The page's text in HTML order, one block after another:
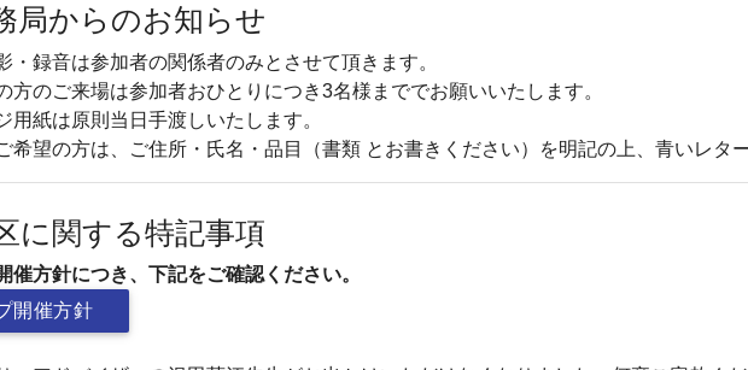
局からのお知らせ
録音は参加者の関係者のみとさせて頂きます。
のご来場は参加者おひとりにつき3名様まででお願いいたします。
紙は原則当日手渡しいたします。
希望の方は、ご住所・氏名・品目（書類 とお書きください）を明記の上、青いレタ
に関する特記事項
催方針につき、下記をご確認ください。
開催方針